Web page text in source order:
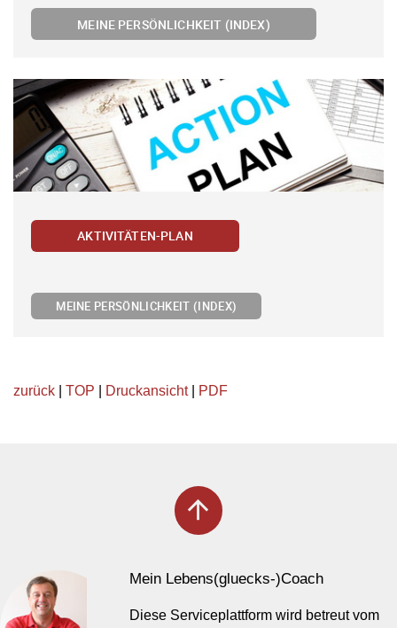
MEINE PERSÖNLICHKEIT (INDEX)
AKTIVITÄTEN-PLAN
MEINE PERSÖNLICHKEIT (INDEX)
zurück TOP Druckansicht| PDF
arrow_upward
Mein Lebens(gluecks-)Coach
Diese Serviceplattform wird betreut vom